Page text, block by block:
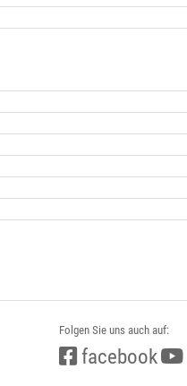
Folgen Sie uns auch auf:
facebook